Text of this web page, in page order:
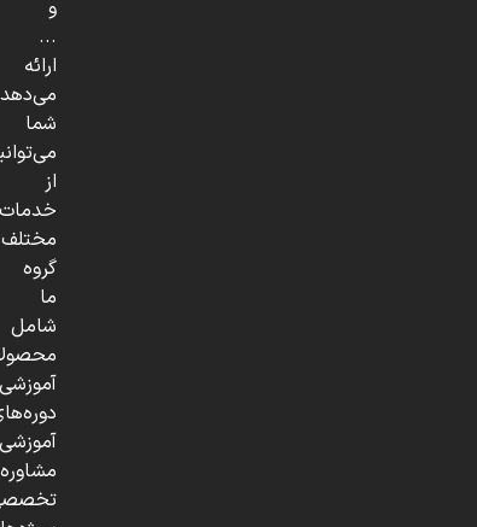
و
...
ارائه
شما
از
خدمات
مختلف
گروه
ما
شامل
مشاوره